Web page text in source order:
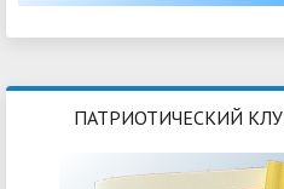
ПАТРИОТИЧЕСКИЙ